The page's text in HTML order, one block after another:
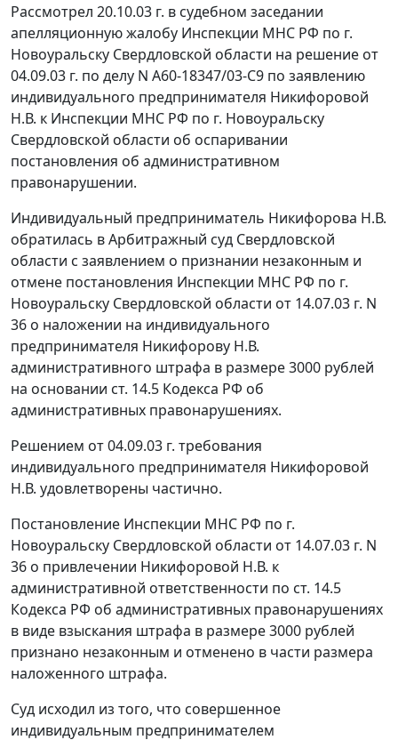
Рассмотрел 20.10.03 г. в судебном заседании
апелляционную жалобу Инспекции МНС РФ по г.
Новоуральску Свердловской области на решение от
04.09.03 г. по делу N А60-18347/03-С9 по заявлению
индивидуального предпринимателя Никифоровой
Н.В. к Инспекции МНС РФ по г. Новоуральску
Свердловской области об оспаривании
постановления об административном
правонарушении.
Индивидуальный предприниматель Никифорова Н.В.
обратилась в Арбитражный суд Свердловской
области с заявлением о признании незаконным и
отмене постановления Инспекции МНС РФ по г.
Новоуральску Свердловской области от 14.07.03 г. N
36 о наложении на индивидуального
предпринимателя Никифорову Н.В.
административного штрафа в размере 3000 рублей
на основании ст. 14.5 Кодекса РФ об
административных правонарушениях.
Решением от 04.09.03 г. требования
индивидуального предпринимателя Никифоровой
Н.В. удовлетворены частично.
Постановление Инспекции МНС РФ по г.
Новоуральску Свердловской области от 14.07.03 г. N
36 о привлечении Никифоровой Н.В. к
административной ответственности по ст. 14.5
Кодекса РФ об административных правонарушениях
в виде взыскания штрафа в размере 3000 рублей
признано незаконным и отменено в части размера
наложенного штрафа.
Суд исходил из того, что совершенное
индивидуальным предпринимателем